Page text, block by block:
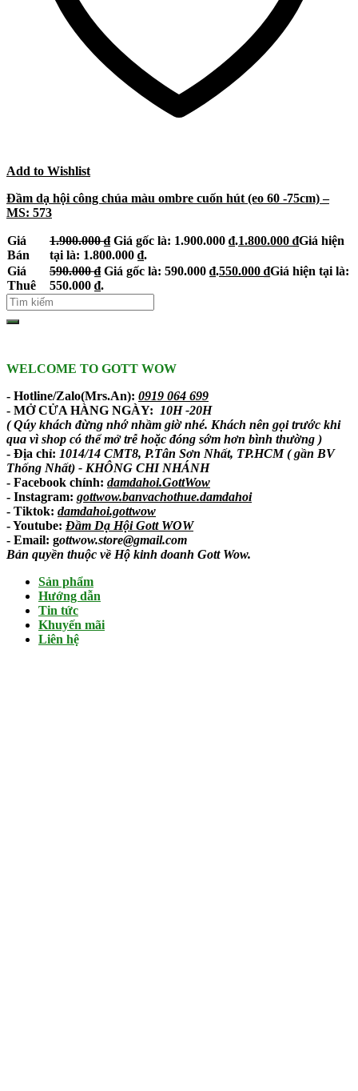
Add to Wishlist
Đầm dạ hội công chúa màu ombre cuốn hút (eo 60 -75cm) –
MS: 573
Giá
Bán
1.900.000₫ Giá gốc là: 1.900.000 ₫.1.800.000 ₫Giá hiện
tại là: 1.800.000 ₫.
Giá
Thuê
590.000₫ Giá gốc là: 590.000 ₫.550.000 ₫Giá hiện tại là:
550.000 ₫.
WELCOME TO GOTT WOW
- Hotline/Zalo(Mrs.An): 0919 064 699
- MỞ CỬA HÀNG NGÀY:
10H -20H
( Qúy khách đừng nhớ nhầm giờ nhé. Khách nên gọi trước khi
qua vì shop có thể mở trễ hoặc đóng sớm hơn bình thường )
- Địa chỉ: 1014/14 CMT8, P.Tân Sơn Nhất, TP.HCM ( gần BV
Thống Nhất) - KHÔNG CHI NHÁNH
- Facebook chính: damdahoi.GottWow
- Instagram: gottwow.banvachothue.damdahoi
- Tiktok: damdahoi.gottwow
-Youtube: Đầm Dạ Hội Gott WOW
- Email: gottwow.store@gmail.com
Bản quyền thuộc về Hộ kinh doanh Gott Wow.
Sản phẩm
Hướng dẫn
Tin tức
Khuyến mãi
Liên hệ